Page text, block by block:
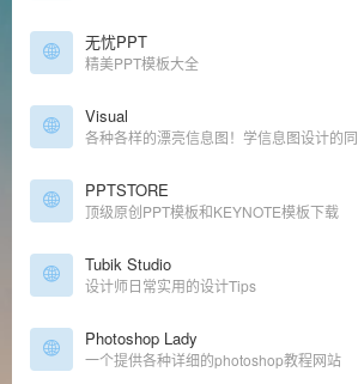
无忧PPT
精美PPT模板大全
Visual
各种各样的漂亮信息图！学信息图设计的
PPTSTORE
顶级原创PPT模板和KEYNOTE模板下载
Tubik Studio
设计师日常实用的设计Tips
Photoshop Lady
一个提供各种详细的photoshop教程网站